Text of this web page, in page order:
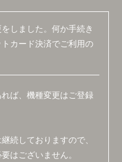
しました。何か手続き
カード決済でご利用の
ば、機種変更はご登録
続しておりますので、
はございません。